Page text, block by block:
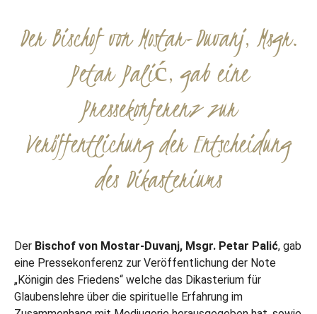
Der Bischof von Mostar-Duvanj, Msgr.
Petar Palić, gab eine
Pressekonferenz zur
Veröffentlichung der Entscheidung
des Dikasteriums
Der Bischof von Mostar-Duvanj, Msgr. Petar Palić, gab
eine Pressekonferenz zur Veröffentlichung der Note
„Königin des Friedens“ welche das Dikasterium für
Glaubenslehre über die spirituelle Erfahrung im